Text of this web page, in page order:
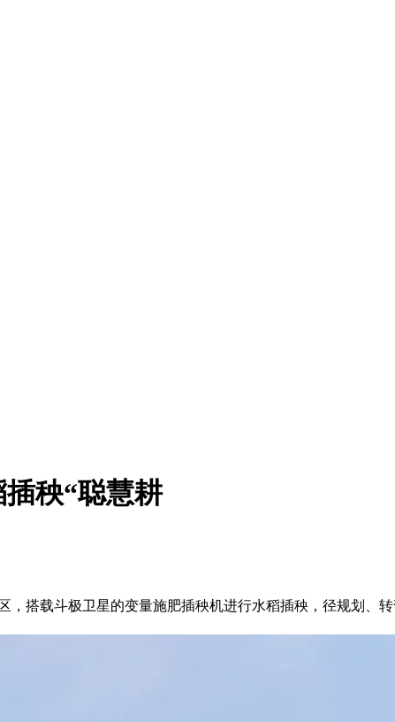
插秧“聪慧耕
搭载斗极卫星的变量施肥插秧机进行水稻插秧，径规划、